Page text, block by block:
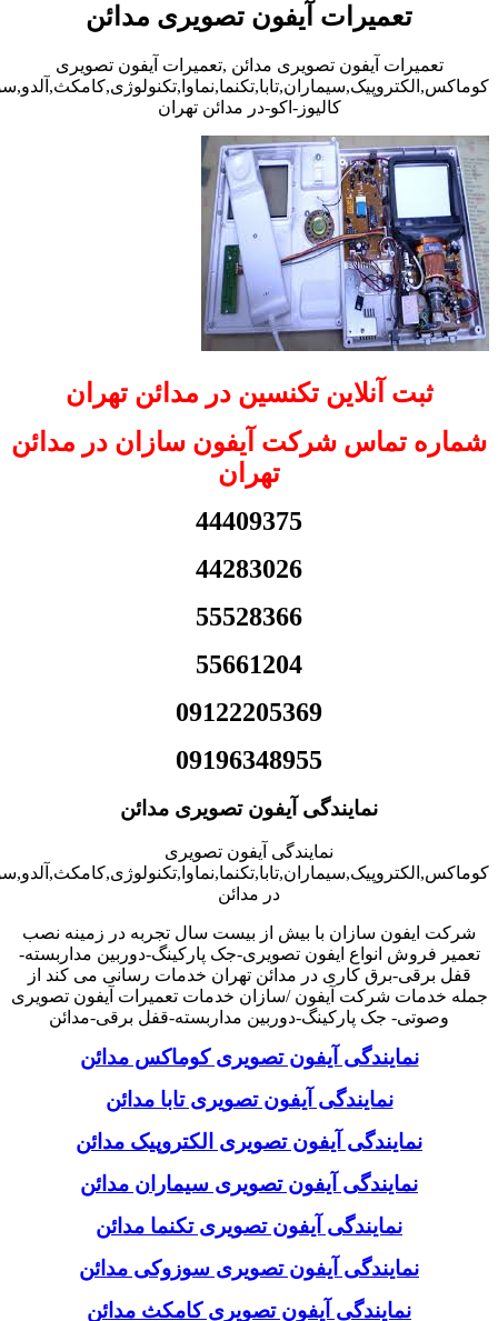
تعمیرات آیفون تصویری مدائن
تعمیرات آیفون تصویری مدائن ,تعمیرات آیفون تصویری
کالیوز-اکو-در مدائن تهران
ثبت آنلاین تکنسین در مدائن تهران
شماره تماس شرکت آیفون سازان در مدائن
تهران
44409375
44283026
55528366
55661204
09122205369
09196348955
نمایندگی آیفون تصویری مدائن
نمایندگی آیفون تصویری
در مدائن
شرکت ایفون سازان با بیش از بیست سال تجربه در زمینه نصب
تعمیر فروش انواع ایفون تصویری-جک پارکینگ-دوربین مداربسته-
قفل برقی-برق کاری در مدائن تهران خدمات رسانی می کند از
جمله خدمات شرکت آیفون /سازان خدمات تعمیرات آیفون تصویری
وصوتی- جک پارکینگ-دوربین مداربسته-قفل برقی-مدائن
نمایندگی آیفون تصویری کوماکس مدائن
نمایندگی آیفون تصویری تابا مدائن
نمایندگی آیفون تصویری الکتروپیک مدائن
نمایندگی آیفون تصویری سیماران مدائن
نمایندگی آیفون تصویری تکنما مدائن
نمایندگی آیفون تصویری سوزوکی مدائن
نمایندگی آیفون تصویری کامکث مدائن